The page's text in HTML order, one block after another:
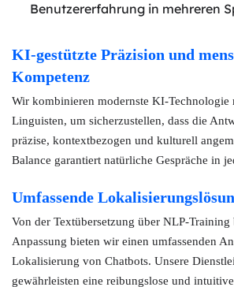
Benutzererfahrung in mehreren
KI-gestützte Präzision und
Kompetenz
Wir kombinieren modernste KI-Technologie
Linguisten, um sicherzustellen, dass die
präzise, kontextbezogen und kulturell
Balance garantiert natürliche Gespräche in
Umfassende
Von der Textübersetzung über NLP-
Anpassung bieten wir einen umfassenden
Lokalisierung von Chatbots. Unsere
gewährleisten eine reibungslose und